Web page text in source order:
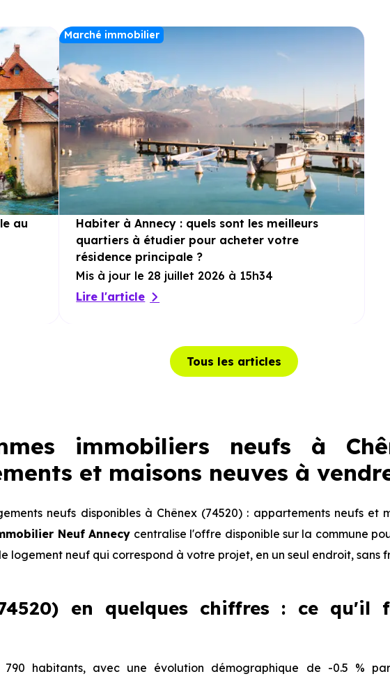
au
Marché immobilier
Habiter à Annecy : quels sont les meilleurs
quartiers à étudier pour acheter votre
résidence principale ?
Mis à jour le 28 juillet 2026 à 15h34
Lire l'article
Tous les articles
immobiliers neufs à
et maisons neuves à
neufs disponibles à Chênex (74520) : appartements neufs et
Neuf Annecy centralise l'offre disponible sur la commune
logement neuf qui correspond à votre projet, en un seul endroit, sans
en quelques chiffres : ce qu'il
790 habitants, avec une évolution démographique de -0.5 %